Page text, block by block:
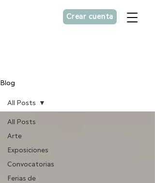
Crear cuenta
Blog
All Posts
Arte
Exposiciones
Convocatorias
Ferias de
All Posts